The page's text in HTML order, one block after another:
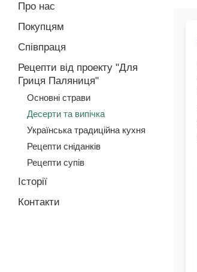
Про нас
Покупцям
Співпраця
Рецепти від проекту "Для
Гриця Паляниця"
Основні страви
Десерти та випічка
Українська традиційна кухня
Рецепти сніданків
Рецепти супів
Історії
Контакти